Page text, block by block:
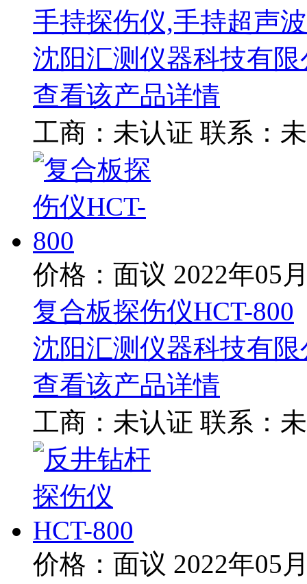
手持探伤仪,手持超声
沈阳汇测仪器科技有限
查看该产品详情
工商： 未认证 联系：
价格：面议 2022年05
复合板探伤仪HCT-800
沈阳汇测仪器科技有限
查看该产品详情
工商： 未认证 联系：
价格：面议 2022年05